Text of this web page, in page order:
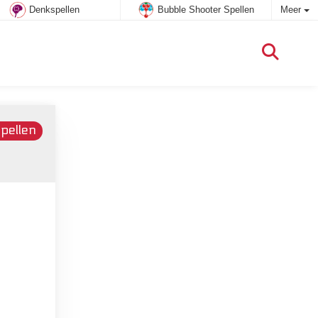
Denkspellen Bubble Shooter Spellen Meer